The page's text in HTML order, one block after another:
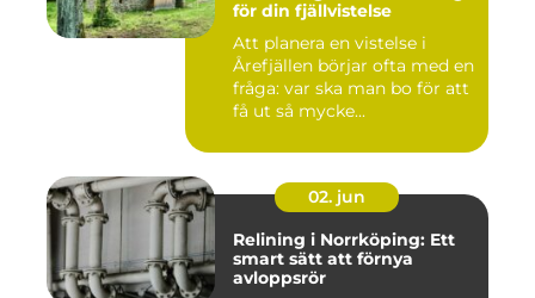
för din fjällvistelse
Att planera en vistelse i
Årefjällen börjar ofta med en
fråga: var ska man bo för att
få ut så mycke...
02. jun
Relining i Norrköping: Ett
smart sätt att förnya
avloppsrör